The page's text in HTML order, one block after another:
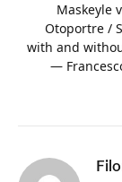
Maskeyle
Otoportre /
with and
—